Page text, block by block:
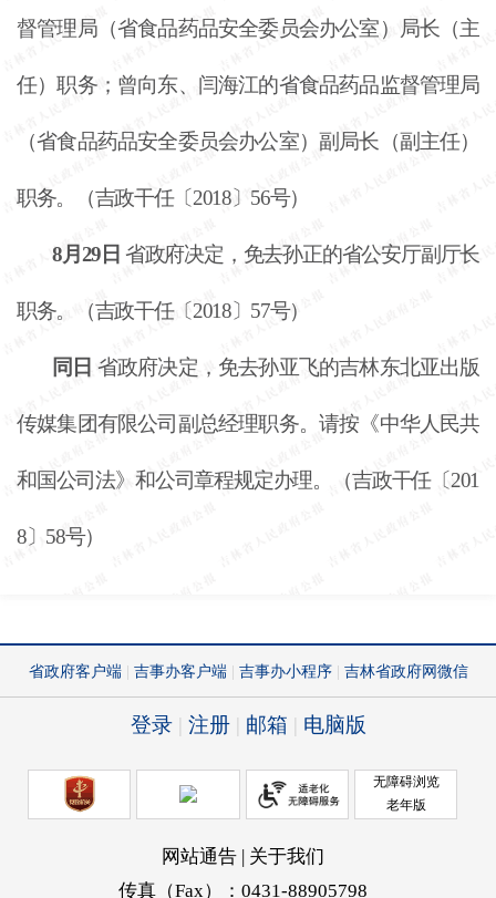
督管理局（省食品药品安全委员会办公室）局长（主
任）职务；曾向东、闫海江的省食品药品监督管理局
（省食品药品安全委员会办公室）副局长（副主任）
职务。（吉政干任〔2018〕56号）
8月29日 省政府决定，免去孙正的省公安厅副厅长
职务。（吉政干任〔2018〕57号）
同日 省政府决定，免去孙亚飞的吉林东北亚出版
传媒集团有限公司副总经理职务。请按《中华人民共
和国公司法》和公司章程规定办理。（吉政干任〔201
8〕58号）